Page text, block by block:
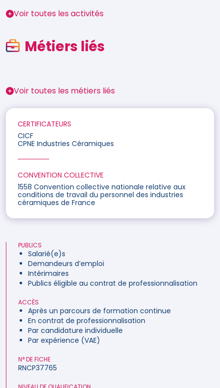
Voir toutes les activités
Métiers liés
Voir toutes les métiers liés
CERTIFICATEURS
CICF
CPNE Industries Céramiques
CONVENTION COLLECTIVE
1558 Convention collective nationale relative aux
conditions de travail du personnel des industries
céramiques de France
PUBLICS
Salarié(e)s
Demandeurs d’emploi
Intérimaires
Publics éligible au contrat de professionnalisation
ACCÈS
Après un parcours de formation continue
En contrat de professionnalisation
Par candidature individuelle
Par expérience (VAE)
N° DE FICHE
RNCP37765